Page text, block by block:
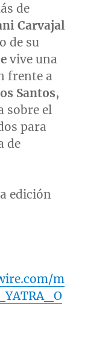
de
Carvajal
de su
vive una
frente a
Santos,
sobre el
para
de
edición
m